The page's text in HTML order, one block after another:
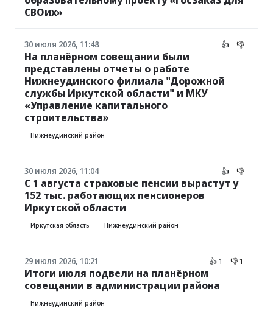
СВОих»
30 июля 2026, 11:48 👍 👎
На планёрном совещании были
представлены отчеты о работе
Нижнеудинского филиала "Дорожной
службы Иркутской области" и МКУ
«Управление капитального
строительства»
Нижнеудинский район
30 июля 2026, 11:04 👍 👎
С 1 августа страховые пенсии вырастут у
152 тыс. работающих пенсионеров
Иркутской области
Иркутская область Нижнеудинский район
29 июля 2026, 10:21 👍 1 👎 1
Итоги июля подвели на планёрном
совещании в администрации района
Нижнеудинский район